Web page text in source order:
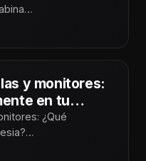
y monitores:
en tu
¿Qué
de audio para